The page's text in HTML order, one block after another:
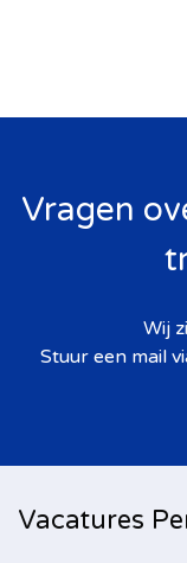
Vragen
Wij
Stuur een mail
Vacatures